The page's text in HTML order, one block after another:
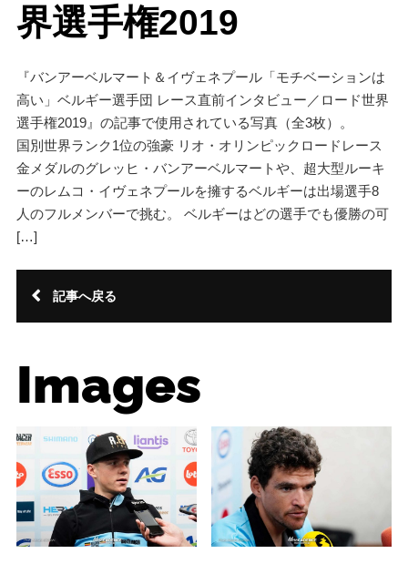
界選手権2019
『バンアーベルマート＆イヴェネプール「モチベーションは
高い」ベルギー選手団 レース直前インタビュー／ロード世界
選手権2019』の記事で使用されている写真（全3枚）。
国別世界ランク1位の強豪 リオ・オリンピックロードレース
金メダルのグレッヒ・バンアーベルマートや、超大型ルーキ
ーのレムコ・イヴェネプールを擁するベルギーは出場選手8
人のフルメンバーで挑む。 ベルギーはどの選手でも優勝の可
[…]
記事へ戻る
Images